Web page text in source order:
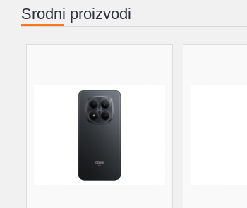
Srodni proizvodi